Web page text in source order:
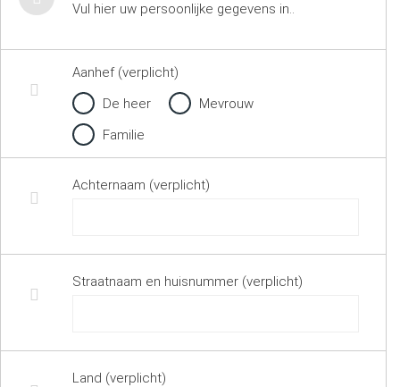
Vul hier uw persoonlijke gegevens in..
Aanhef (verplicht)
De heer
Mevrouw
Familie
Achternaam (verplicht)
Straatnaam en huisnummer (verplicht)
Land (verplicht)